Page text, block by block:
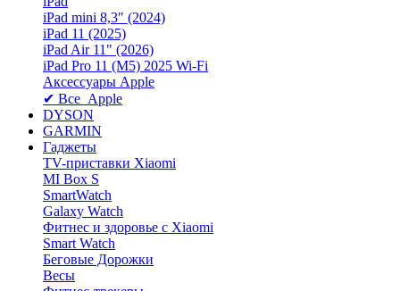
iPad mini 8,3″ (2024)
iPad 11 (2025)
iPad Air 11" (2026)
iPad Pro 11 (M5) 2025 Wi-Fi
Аксессуары Apple
✔ Все Apple
DYSON
GARMIN
Гаджеты
TV-приставки Xiaomi
MI Box S
SmartWatch
Galaxy Watch
Фитнес и здоровье с Xiaomi
Smart Watch
Беговые Дорожки
Весы